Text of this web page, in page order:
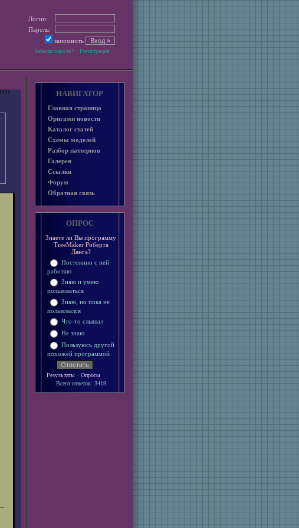
Логин:
Пароль:
запомнить
Забыли пароль?· Регистрация
НАВИГАТОР
Главная страница
Оригами новости
Каталог статей
Схемы моделей
Разбор паттернов
Галерея
Ссылки
Форум
Обратная связь
ОПРОС
Знаете ли Вы программу
TreeMaker Роберта
Ланга?
Постоянно с ней
работаю
Знаю и умею
пользоваться
Знаю, но пока не
пользовался
Что-то слышал
Не знаю
Пользуюсь другой
похожей программой
Результаты · Опросы
Всего ответов: 3419